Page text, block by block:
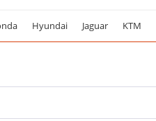
Hyundai Jaguar KTM